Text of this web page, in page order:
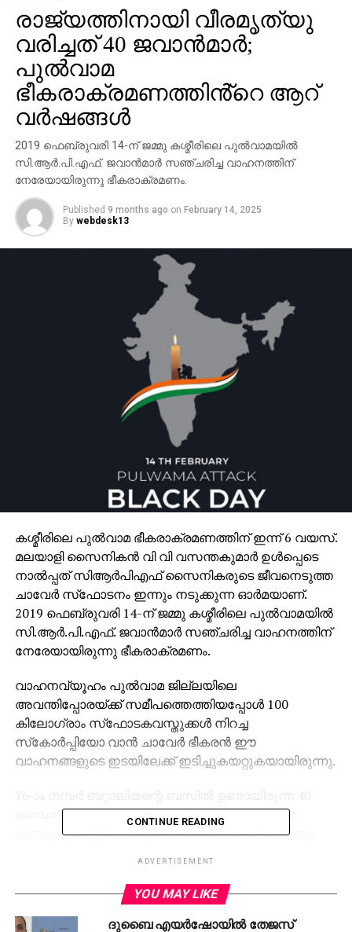
രാജ്യത്തിനായി വീരമൃത്യു
വരിച്ചത് 40 ജവാൻമാർ;
പുൽവാമ
ഭീകരാക്രമണത്തിൻ്റെ ആറ്
വർഷങ്ങൾ
2019 ഫെബ്രുവരി 14-ന് ജമ്മു കശ്മീരിലെ പുല്‍വാമയില്‍
സി.ആര്‍.പി.എഫ്. ജവാന്‍മാര്‍ സഞ്ചരിച്ച വാഹനത്തിന്
നേരേയായിരുന്നു ഭീകരാക്രമണം.
Published 9 months ago on February 14, 2025
By webdesk13
കശ്മീരിലെ പുല്‍വാമ ഭീകരാക്രമണത്തിന് ഇന്ന് 6 വയസ്.
മലയാളി സൈനികന്‍ വി വി വസന്തകുമാര്‍ ഉള്‍പ്പെടെ
നാല്‍പ്പത് സിആര്‍പിഎഫ് സൈനികരുടെ ജീവനെടുത്ത
ചാവേര്‍ സ്‌ഫോടനം ഇന്നും നടുക്കുന്ന ഓര്‍മയാണ്.
2019 ഫെബ്രുവരി 14-ന് ജമ്മു കശ്മീരിലെ പുല്‍വാമയില്‍
സി.ആര്‍.പി.എഫ്. ജവാന്‍മാര്‍ സഞ്ചരിച്ച വാഹനത്തിന്
നേരേയായിരുന്നു ഭീകരാക്രമണം.
വാഹനവ്യൂഹം പുല്‍വാമ ജില്ലയിലെ
അവന്തിപ്പോരയ്ക്ക് സമീപത്തെത്തിയപ്പോള്‍ 100
കിലോഗ്രാം സ്‌ഫോടകവസ്തുക്കള്‍ നിറച്ച
സ്‌കോര്‍പ്പിയോ വാന്‍ ചാവേര്‍ ഭീകരന്‍ ഈ
വാഹനങ്ങളുടെ ഇടയിലേക്ക് ഇടിച്ചുകയറ്റുകയായിരുന്നു.
സൈനികര്‍ക്ക് വീരമൃത്യു വരിച്ചു. പിന്നാലെ വന്ന
ബസുകളില്‍ ഉണ്ടായിരുന്ന സൈനികരില്‍ പലര്‍ക്കും
സ്‌ഫോടനത്തിന് പിന്നില്‍. പുല്‍വാമ സ്വദേശി ആദില്‍
അഹമ്മദായിരുന്നു ചാവേര്‍.
CONTINUE READING
ADVERTISEMENT
YOU MAY LIKE
ദുബൈ എയര്‍ഷോയില്‍ തേജസ്